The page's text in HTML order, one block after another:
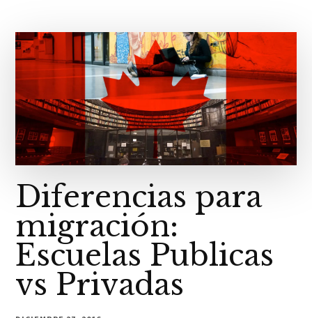
Diferencias para
migración:
Escuelas Publicas
vs Privadas